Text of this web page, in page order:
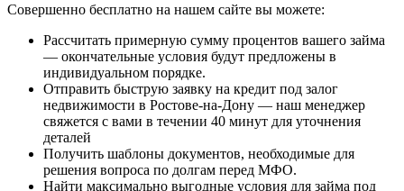
Совершенно бесплатно на нашем сайте вы можете:
Рассчитать примерную сумму процентов вашего займа
— окончательные условия будут предложены в
индивидуальном порядке.
Отправить быструю заявку на кредит под залог
недвижимости в Ростове-на-Дону — наш менеджер
свяжется с вами в течении 40 минут для уточнения
деталей
Получить шаблоны документов, необходимые для
решения вопроса по долгам перед МФО.
Найти максимально выгодные условия для займа под